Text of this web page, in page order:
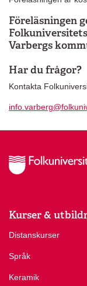
Föreläsningen
Varbergs
Har du frågor?
Kontakta
Kurser &
Distanskurser
Språk
Keramik